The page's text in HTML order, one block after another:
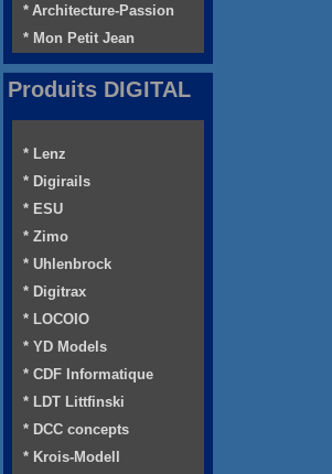
* Architecture-Passion
* Mon Petit Jean
Produits DIGITAL
* Lenz
* Digirails
* ESU
* Zimo
* Uhlenbrock
* Digitrax
* LOCOIO
* YD Models
* CDF Informatique
* LDT Littfinski
* DCC concepts
* Krois-Modell